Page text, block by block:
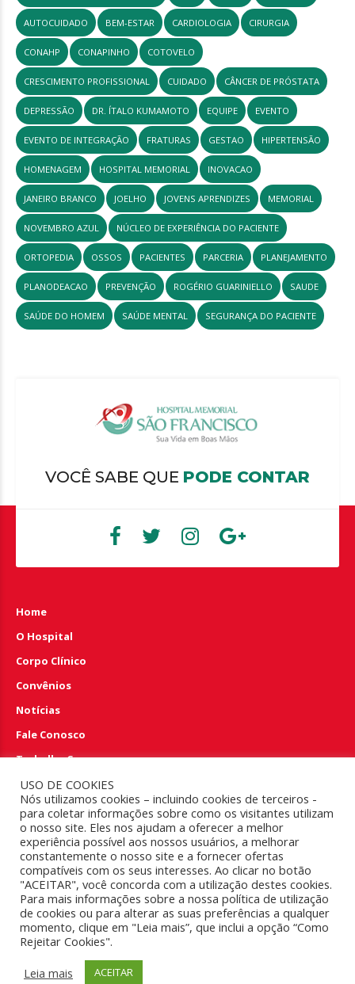
AUTOCUIDADO BEM-ESTAR CARDIOLOGIA CIRURGIA
CONAHP CONAPINHO COTOVELO
CRESCIMENTO PROFISSIONAL CUIDADO CÂNCER DE PRÓSTATA
DEPRESSÃO DR. ÍTALO KUMAMOTO EQUIPE EVENTO
EVENTO DE INTEGRAÇÃO FRATURAS GESTAO HIPERTENSÃO
HOMENAGEM HOSPITAL MEMORIAL INOVACAO
JANEIRO BRANCO JOELHO JOVENS APRENDIZES MEMORIAL
NOVEMBRO AZUL NÚCLEO DE EXPERIÊNCIA DO PACIENTE
ORTOPEDIA OSSOS PACIENTES PARCERIA PLANEJAMENTO
PLANODEACAO PREVENÇÃO ROGÉRIO GUARINIELLO SAUDE
SAÚDE DO HOMEM SAÚDE MENTAL SEGURANÇA DO PACIENTE
VOCÊ SABE QUE PODE CONTAR
Home
O Hospital
Corpo Clínico
Convênios
Notícias
Fale Conosco
Trabalhe Conosco
Perguntas e Respostas
EMERGÊNCIA 24HS
(83) 4009.6100
Copyright 2018. Todos os direitos reservados ao Hospital
USO DE COOKIES
Nós utilizamos cookies – incluindo cookies de terceiros -
para coletar informações sobre como os visitantes utilizam
o nosso site. Eles nos ajudam a oferecer a melhor
experiência possível aos nossos usuários, a melhorar
constantemente o nosso site e a fornecer ofertas
compatíveis com os seus interesses. Ao clicar no botão
"ACEITAR", você concorda com a utilização destes cookies.
Para mais informações sobre a nossa política de utilização
de cookies ou para alterar as suas preferências a qualquer
momento, clique em "Leia mais”, que inclui a opção “Como
Rejeitar Cookies".
Leia mais
ACEITAR